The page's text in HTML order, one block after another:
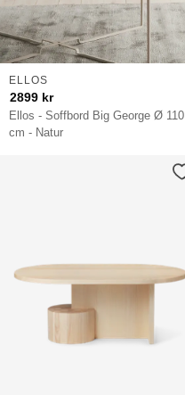
Ellos - Soffbord Big George Ø 110
cm - Natur
ELLOS
2899 kr